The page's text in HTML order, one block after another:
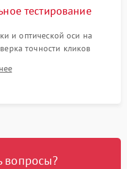
тестирование
и оптической оси на
точности кликов
испытание прицела на
к отдаче и
вопросы?